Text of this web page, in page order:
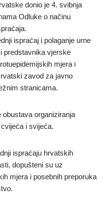
donio je 4. svibnja
Odluke o načinu
ispraćaj i polaganje urne
predstavnika vjerske
mjera i
zavod za javno
stranicama.
organiziranja
i svijeća.
ispraćaju hrvatskih
dopušteni su uz
mjera i posebnih preporuka